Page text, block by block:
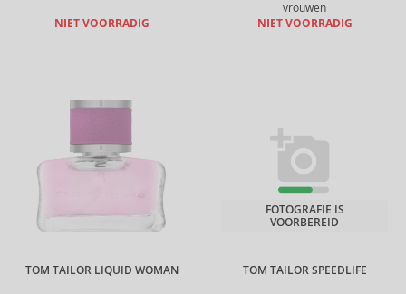
NIET VOORRADIG
vrouwen
NIET VOORRADIG
TOM TAILOR LIQUID WOMAN TOM TAILOR SPEEDLIFE
FOTOGRAFIE IS
VOORBEREID